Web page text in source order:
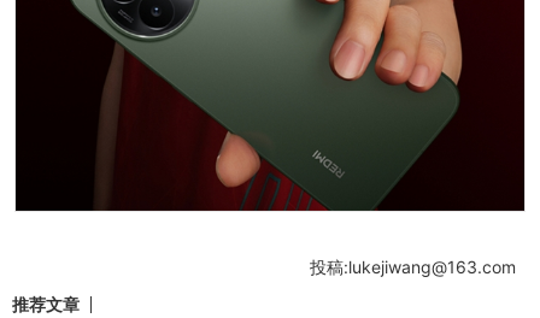
投稿:lukejiwang@163.com
推荐文章